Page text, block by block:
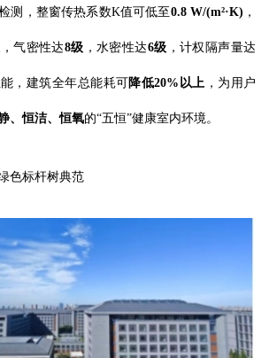
测，整窗传热系数K值可低至 0.8 W/(m²·K) ，
，气密性达8级 ，水密性达6级 ，计权隔声量达
，建筑全年总能耗可降低20%以上 ，为用户
、恒洁、恒氧的“五恒”健康室内环境。
色标杆树典范